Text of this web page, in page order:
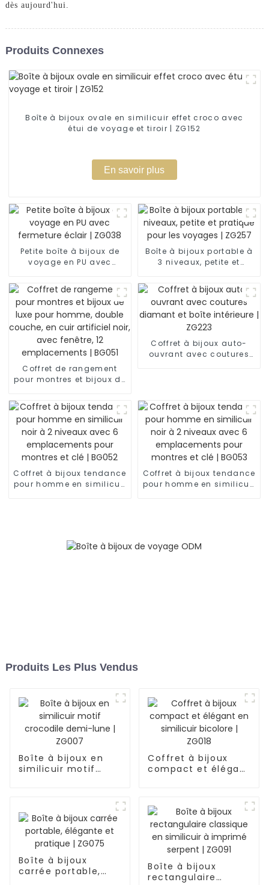
dès aujourd'hui.
Produits Connexes
Boîte à bijoux ovale en similicuir effet croco avec
étui de voyage et tiroir | ZG152
En savoir plus
Petite boîte à bijoux de
voyage en PU avec
Boîte à bijoux portable à
3 niveaux, petite et
voyages | ZG257
Coffret de rangement
pour montres et bijoux de
couche, en cuir artificiel
noir, avec fenêtre, 12
emplacements | BG051
Coffret à bijoux auto-
ouvrant avec coutures
Coffret à bijoux tendance
pour homme en similicuir
Coffret à bijoux tendance
pour homme en similicuir
Produits Les Plus Vendus
Boîte à bijoux en
similicuir motif
Coffret à bijoux
compact et élégant
Boîte à bijoux
carrée portable,
Boîte à bijoux
rectangulaire